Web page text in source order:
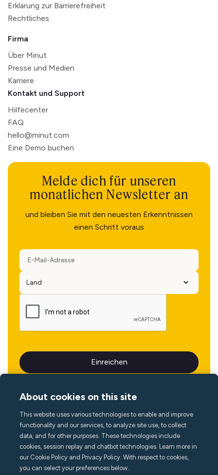
Erklärung zur Barrierefreiheit
Rechtliches
Firma
Über Minut
Presse und Medien
Karriere
Kontakt und Support
Hilfecenter
FAQ
hello@minut.com
Eine Demo buchen
Melde dich für unseren
monatlichen Newsletter an
und bleiben Sie mit den neuesten Erkenntnissen
einen Schritt voraus
Sprache
About cookies on this site
This website uses various technologies to enable and improve
functionality and our services, to analyze site use, to collect
data, and for other purposes. These technologies include
cookies, session replay and chatbot technologies. Learn more in
our Cookie Policy and Privacy Policy. With respect to cookies,
you can select your preferences below.